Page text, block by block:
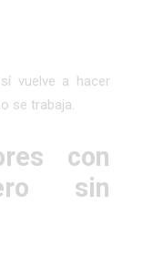
vuelve a hacer
se trabaja.
con
sin